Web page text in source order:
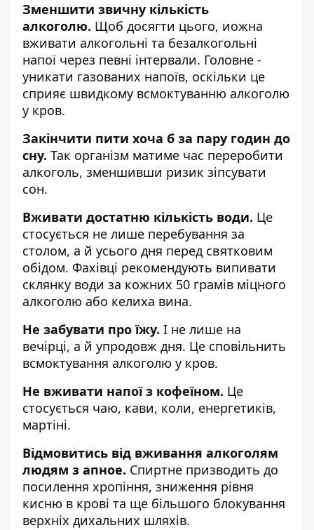
Зменшити звичну кількість
алкоголю. Щоб досягти цього, иожна
вживати алкогольні та безалкогольні
напої через певні інтервали. Головне -
уникати газованих напоїв, оскільки це
сприяє швидкому всмоктуванню алкоголю
у кров.
Закінчити пити хоча б за пару годин до
сну. Так організм матиме час переробити
алкоголь, зменшивши ризик зіпсувати
сон.
Вживати достатню кількість води. Це
стосується не лише перебування за
столом, а й усього дня перед святковим
обідом. Фахівці рекомендують випивати
склянку води за кожних 50 грамів міцного
алкоголю або келиха вина.
Не забувати про їжу. І не лише на
вечірці, а й упродовж дня. Це сповільнить
всмоктування алкоголю у кров.
Не вживати напої з кофеїном. Це
стосується чаю, кави, коли, енергетиків,
мартіні.
Відмовитись від вживання алкоголям
людям з апное. Спиртне призводить до
посилення хропіння, зниження рівня
кисню в крові та ще більшого блокування
верхніх дихальних шляхів.